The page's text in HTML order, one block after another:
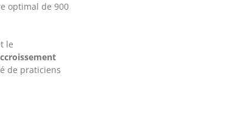
optimal de 900
le
de praticiens